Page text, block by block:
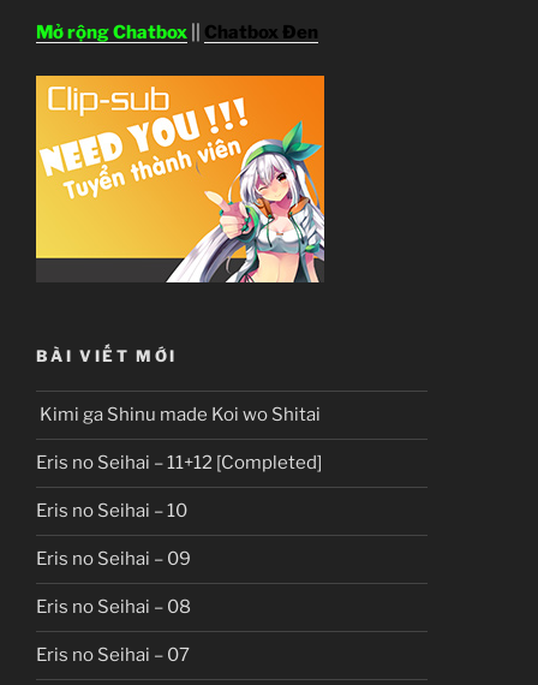
Mở rộng Chatbox Chatbox Đen
BÀI VIẾT MỚI
Kimi ga Shinu made Koi wo Shitai
Eris no Seihai – 11+12 [Completed]
Eris no Seihai – 10
Eris no Seihai – 09
Eris no Seihai – 08
Eris no Seihai – 07